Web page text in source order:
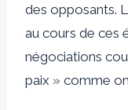
des opposants.
au cours de ces
négociations
paix » comme